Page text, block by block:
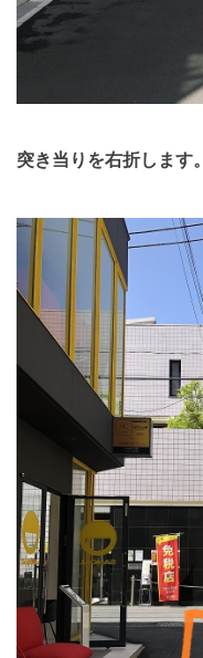
突き当りを右折します。